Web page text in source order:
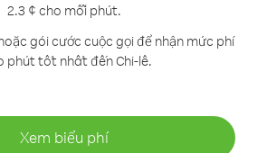
2.3 ¢ cho mỗi phút.
gói cước cuộc gọi để nhận mức phí
phút tốt nhất đến Chi-lê.
Xem biểu phí